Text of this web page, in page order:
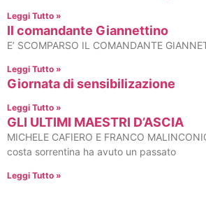
Leggi Tutto »
Il comandante Giannettino
E’ SCOMPARSO IL COMANDANTE
Leggi Tutto »
Giornata di sensibilizazione
Leggi Tutto »
GLI ULTIMI MAESTRI D’ASCIA
MICHELE CAFIERO E FRANCO
costa sorrentina ha avuto un passato
Leggi Tutto »